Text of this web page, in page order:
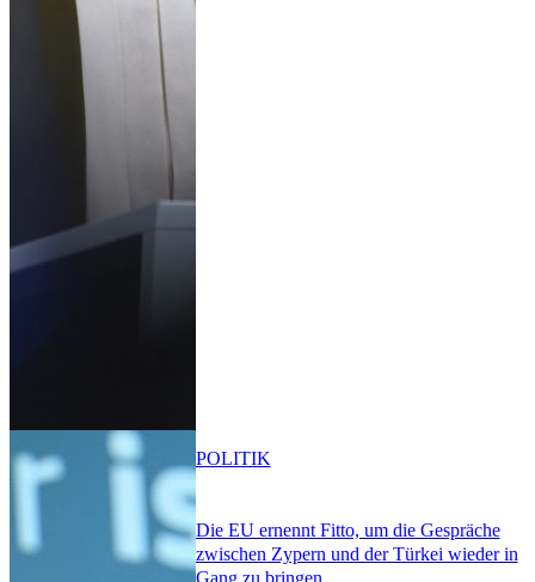
Die EU ernennt Fitto, um die Gespräche
zwischen Zypern und der Türkei wieder in
POLITIK